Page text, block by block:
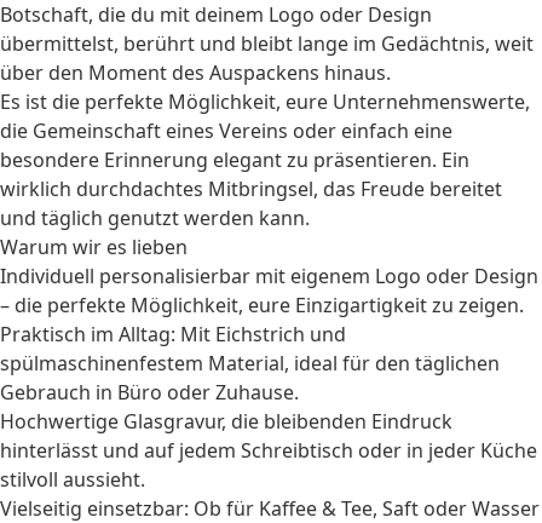
Botschaft, die du mit deinem Logo oder Design
übermittelst, berührt und bleibt lange im Gedächtnis, weit
über den Moment des Auspackens hinaus.
Es ist die perfekte Möglichkeit, eure Unternehmenswerte,
die Gemeinschaft eines Vereins oder einfach eine
besondere Erinnerung elegant zu präsentieren. Ein
wirklich durchdachtes Mitbringsel, das Freude bereitet
und täglich genutzt werden kann.
Warum wir es lieben
Individuell personalisierbar mit eigenem Logo oder Design
– die perfekte Möglichkeit, eure Einzigartigkeit zu zeigen.
Praktisch im Alltag: Mit Eichstrich und
spülmaschinenfestem Material, ideal für den täglichen
Gebrauch in Büro oder Zuhause.
Hochwertige Glasgravur, die bleibenden Eindruck
hinterlässt und auf jedem Schreibtisch oder in jeder Küche
stilvoll aussieht.
Vielseitig einsetzbar: Ob für Kaffee & Tee, Saft oder Wasser